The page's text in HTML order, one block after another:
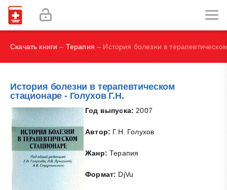
И.В., Брегель Л.В., Субботин В.М.
Фокин В. А.
Скачать книги – Терапия – История болезни в
История болезни в терапевтическом
стационаре - Голухов Г.Н.
Год выпуска: 2007
Автор: Г.Н. Голухов
Жанр: Терапия
Формат: DjVu